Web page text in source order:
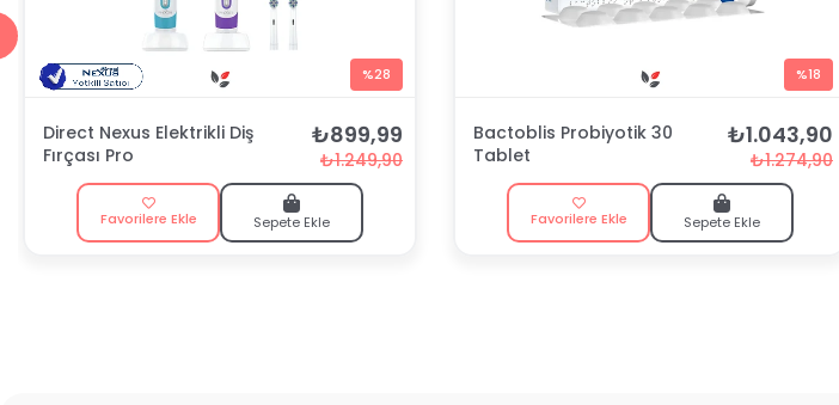
%28
Direct Nexus Elektrikli Diş
Fırçası Pro
₺899,99
₺1.249,90
Favorilere Ekle Sepete Ekle
%18
Bactoblis Probiyotik 30
Tablet
₺1.043,90
₺1.274,90
Favorilere Ekle Sepete Ekle